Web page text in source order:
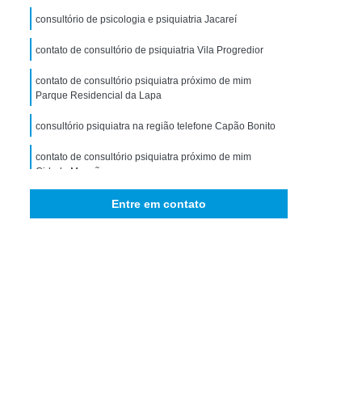
Transtorno de Ansiedade
de Ansiedade Generalizada
para Ansiedade
em Dependência
em Dependência de Drogas
em Dependência de álcool
Comorbidade Psiquiátrica
Comorbidade Drogadicta
em Dependência de Drogas
consultório de psicologia e psiquiatria Jacareí
contato de consultório de psiquiatria Vila Progredior
contato de consultório psiquiatra próximo de mim
Parque Residencial da Lapa
consultório psiquiatra na região telefone Capão Bonito
contato de consultório psiquiatra próximo de mim
Cidade Monções
Entre em contato